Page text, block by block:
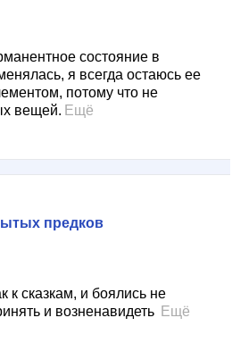
состояние в
я всегда остаюсь ее
потому что не
вещей. Ещё
предков
к сказкам, и боялись не
и возненавидеть Ещё